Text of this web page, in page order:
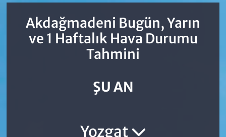
Akdağmadeni Bugün, Yarın
ve 1 Haftalık Hava Durumu
Tahmini
ŞU AN
Yozgat
Nöbetçi Eczaneler
Vefat Edenler
Hakkında
Hendek Haber Reklam Servisi
Tüm Manşetler
Son Dakika Haberleri